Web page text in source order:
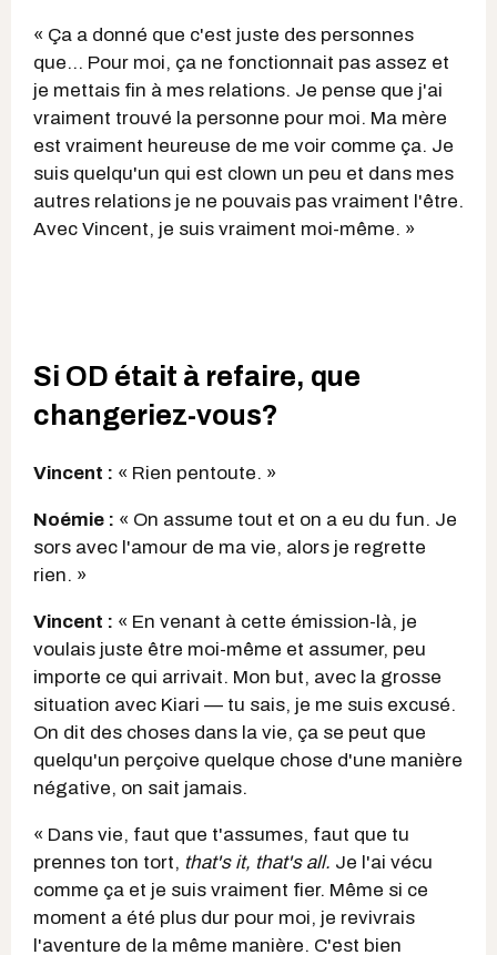
« Ça a donné que c'est juste des personnes
que... Pour moi, ça ne fonctionnait pas assez et
je mettais fin à mes relations. Je pense que j'ai
vraiment trouvé la personne pour moi. Ma mère
est vraiment heureuse de me voir comme ça. Je
suis quelqu'un qui est clown un peu et dans mes
autres relations je ne pouvais pas vraiment l'être.
Avec Vincent, je suis vraiment moi-même. »
Si OD était à refaire, que
changeriez-vous?
Vincent : « Rien pentoute. »
Noémie : « On assume tout et on a eu du fun. Je
sors avec l'amour de ma vie, alors je regrette
rien. »
Vincent : « En venant à cette émission-là, je
voulais juste être moi-même et assumer, peu
importe ce qui arrivait. Mon but, avec la grosse
situation avec Kiari — tu sais, je me suis excusé.
On dit des choses dans la vie, ça se peut que
quelqu'un perçoive quelque chose d'une manière
négative, on sait jamais.
« Dans vie, faut que t'assumes, faut que tu
prennes ton tort, that's it, that's all. Je l'ai vécu
comme ça et je suis vraiment fier. Même si ce
moment a été plus dur pour moi, je revivrais
l'aventure de la même manière. C'est bien